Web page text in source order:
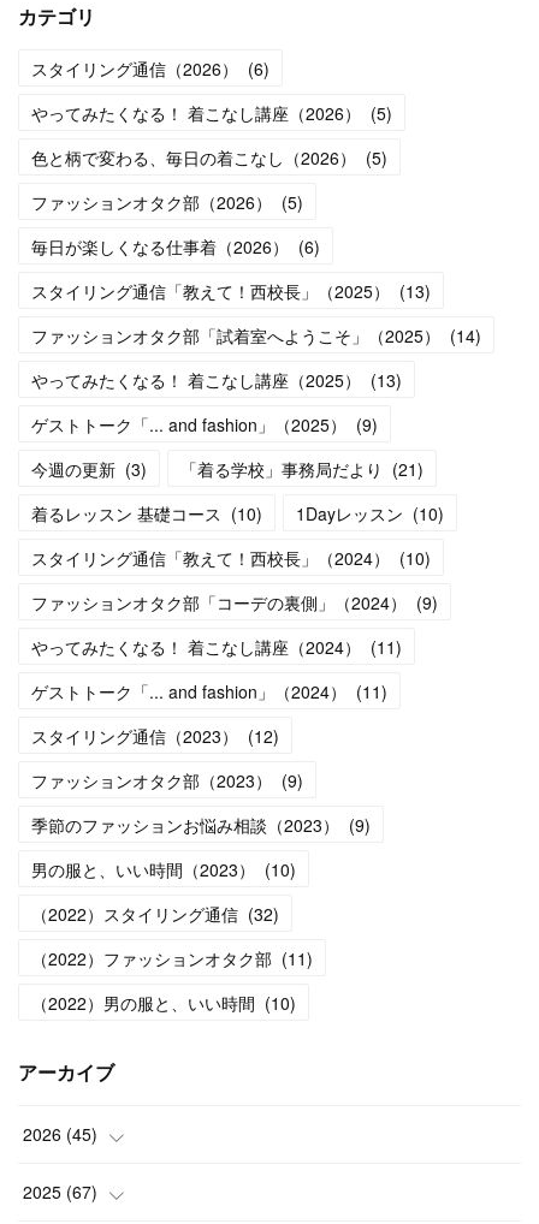
カテゴリ
スタイリング通信（2026） (6)
やってみたくなる！ 着こなし講座（2026）
(5)
色と柄で変わる、毎日の着こなし（2026）
(5)
ファッションオタク部（2026）
(5)
毎日が楽しくなる仕事着（2026）
(6)
スタイリング通信「教えて！西校長」（2025）
(13)
ファッションオタク部「試着室へようこそ」（2025）
(14)
やってみたくなる！ 着こなし講座（2025）
(13)
ゲストトーク「... and fashion」（2025）
(9)
今週の更新 (3) 「着る学校」事務局だより (21)
着るレッスン 基礎コース (10) 1Dayレッスン (10)
スタイリング通信「教えて！西校長」（2024）
(10)
ファッションオタク部「コーデの裏側」（2024）
(9)
やってみたくなる！ 着こなし講座（2024）
(11)
ゲストトーク「... and fashion」（2024）
(11)
スタイリング通信（2023）
(12)
ファッションオタク部（2023）
(9)
季節のファッションお悩み相談（2023）
(9)
男の服と、いい時間（2023）
(10)
（2022）スタイリング通信 (32)
（2022）ファッションオタク部 (11)
（2022）男の服と、いい時間 (10)
アーカイブ
2026 (45)
(1)
2025 (67)